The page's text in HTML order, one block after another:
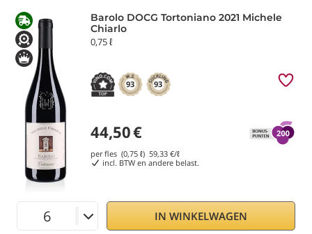
Barolo DOCG Tortoniano 2021 Michele
Chiarlo
0,75 ℓ
93 93
44,50€
per fles (0,75 ℓ) 59,33 €/ℓ
incl. BTW en andere belast.
IN WINKELWAGEN